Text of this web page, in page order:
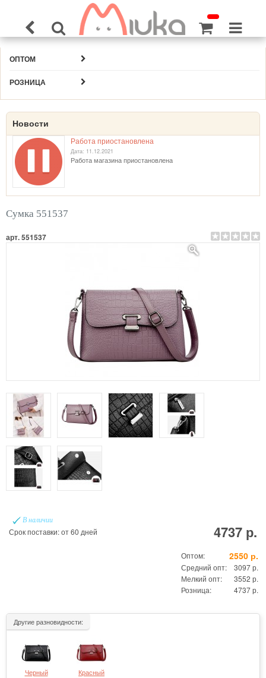
ОПТОМ
РОЗНИЦА
Новости
Работа приостановлена
Дата: 11.12.2021
Работа магазина приостановлена
Сумка 551537
арт. 551537
В наличии
Срок поставки: от 60 дней 4737 р.
Оптом: 2550 р.
Средний опт:
3097 р.
Мелкий опт:
3552 р.
Розница:
4737 р.
Другие разновидности:
Черный Красный